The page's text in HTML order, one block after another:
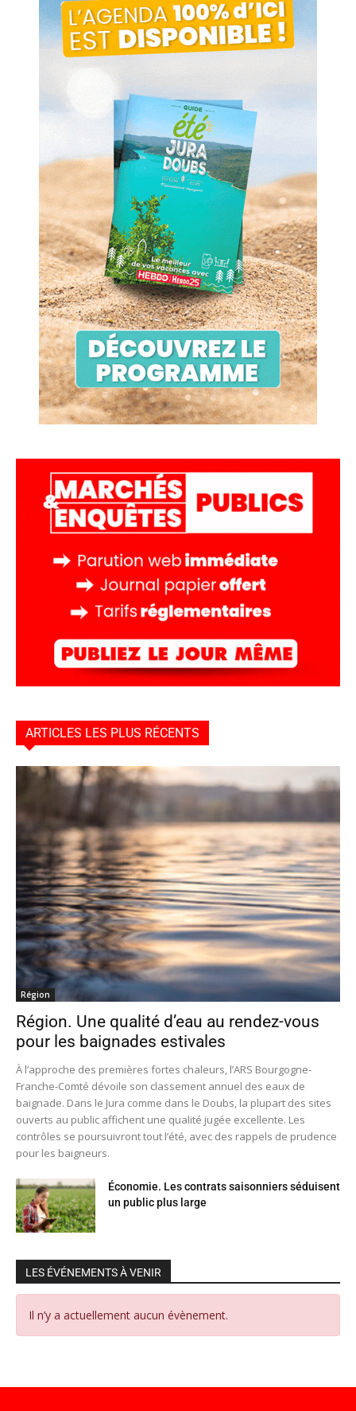
ARTICLES LES PLUS RÉCENTS
Région
Région. Une qualité d’eau au rendez-vous
pour les baignades estivales
À l’approche des premières fortes chaleurs, l’ARS Bourgogne-
Franche-Comté dévoile son classement annuel des eaux de
baignade. Dans le Jura comme dans le Doubs, la plupart des sites
ouverts au public affichent une qualité jugée excellente. Les
contrôles se poursuivront tout l’été, avec des rappels de prudence
pour les baigneurs.
Économie. Les contrats saisonniers séduisent
un public plus large
LES ÉVÉNEMENTS À VENIR
Il n’y a actuellement aucun évènement.